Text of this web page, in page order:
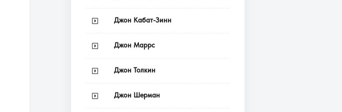
Джон Кабат-Зинн
Джон Маррс
Джон Толкин
Джон Шерман